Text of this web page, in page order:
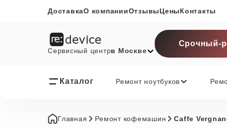
ДоставкаО компанииОтзывыЦеныКонтакты
Сервисный центрв Москве
Срочный-
Каталог Ремонт ноутбуков
Главная Ремонт кофемашин Caffe